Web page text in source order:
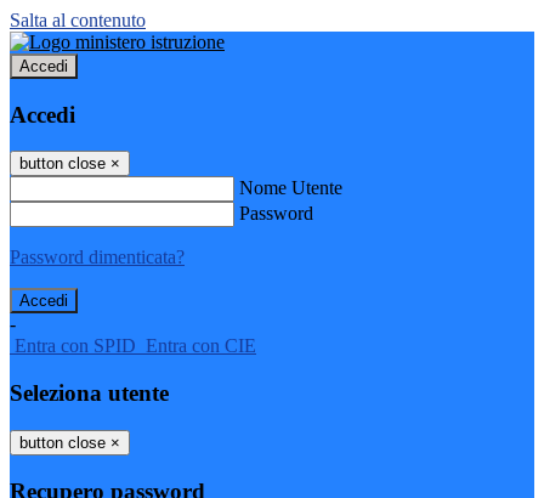
Salta al contenuto
Accedi
Accedi
button close ×
Nome Utente
Password
Password dimenticata?
-
Entra con SPID Entra con CIE
Seleziona utente
button close ×
Recupero password